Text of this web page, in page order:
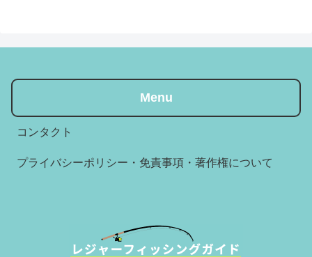
Menu
コンタクト
プライバシーポリシー・免責事項・著作権について